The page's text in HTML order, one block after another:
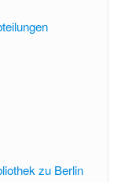
zu Berlin